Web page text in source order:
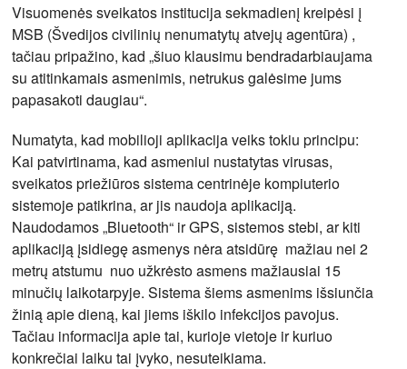
Visuomenės sveikatos institucija sekmadienį kreipėsi į
MSB (Švedijos civilinių nenumatytų atvejų agentūra) ,
tačiau pripažino, kad „šiuo klausimu bendradarbiaujama
su atitinkamais asmenimis, netrukus galėsime jums
papasakoti daugiau“.
Numatyta, kad mobilioji aplikacija veiks tokiu principu:
Kai patvirtinama, kad asmeniui nustatytas virusas,
sveikatos priežiūros sistema centrinėje kompiuterio
sistemoje patikrina, ar jis naudoja aplikaciją.
Naudodamos „Bluetooth“ ir GPS, sistemos stebi, ar kiti
aplikaciją įsidiegę asmenys nėra atsidūrę mažiau nei 2
metrų atstumu nuo užkrėsto asmens mažiausiai 15
minučių laikotarpyje. Sistema šiems asmenims išsiunčia
žinią apie dieną, kai jiems iškilo infekcijos pavojus.
Tačiau informacija apie tai, kurioje vietoje ir kuriuo
konkrečiai laiku tai įvyko, nesuteikiama.